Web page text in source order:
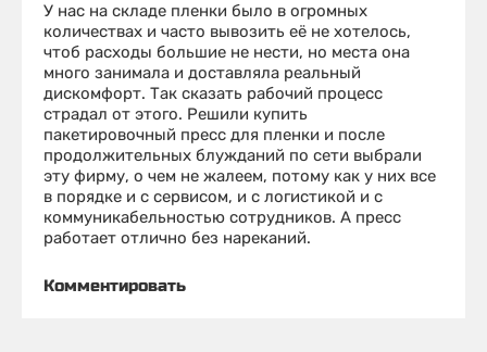
У нас на складе пленки было в огромных
количествах и часто вывозить её не хотелось,
чтоб расходы большие не нести, но места она
много занимала и доставляла реальный
дискомфорт. Так сказать рабочий процесс
страдал от этого. Решили купить
пакетировочный пресс для пленки и после
продолжительных блужданий по сети выбрали
эту фирму, о чем не жалеем, потому как у них все
в порядке и с сервисом, и с логистикой и с
коммуникабельностью сотрудников. А пресс
работает отлично без нареканий.
Комментировать